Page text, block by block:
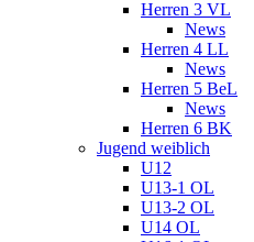
Herren 3 VL
News
Herren 4 LL
News
Herren 5 BeL
News
Herren 6 BK
Jugend weiblich
U12
U13-1 OL
U13-2 OL
U14 OL